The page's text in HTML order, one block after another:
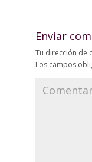
Enviar
Tu dirección de
Los campos